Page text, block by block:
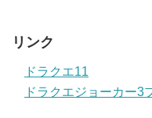
リンク
ドラクエ11
ドラクエジョーカー3